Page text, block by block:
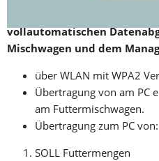
vollautomatischen
Mischwagen und dem
über WLAN mit WPA2
Übertragung von am PC
am Futtermischwagen.
Übertragung zum PC von:
SOLL Futtermengen